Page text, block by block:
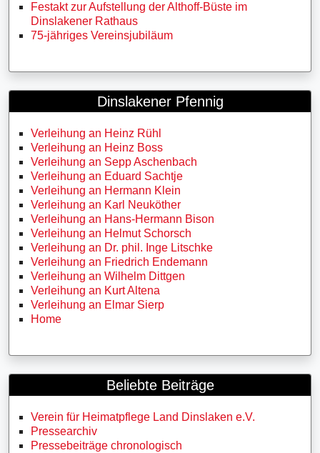
Festakt zur Aufstellung der Althoff-Büste im
Dinslakener Rathaus
75-jähriges Vereinsjubiläum
Dinslakener Pfennig
Verleihung an Heinz Rühl
Verleihung an Heinz Boss
Verleihung an Sepp Aschenbach
Verleihung an Eduard Sachtje
Verleihung an Hermann Klein
Verleihung an Karl Neuköther
Verleihung an Hans-Hermann Bison
Verleihung an Helmut Schorsch
Verleihung an Dr. phil. Inge Litschke
Verleihung an Friedrich Endemann
Verleihung an Wilhelm Dittgen
Verleihung an Kurt Altena
Verleihung an Elmar Sierp
Home
Beliebte Beiträge
Verein für Heimatpflege Land Dinslaken e.V.
Pressearchiv
Pressebeiträge chronologisch